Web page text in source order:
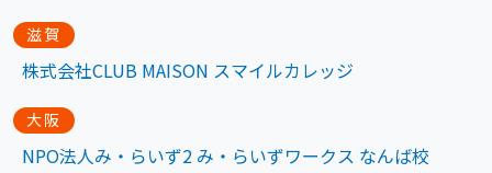
滋賀
株式会社CLUB MAISON スマイルカレッジ
大阪
NPO法人み・らいず2 み・らいずワークス なんば校